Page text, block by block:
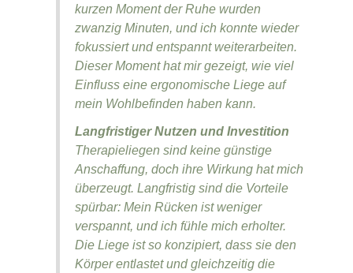
kurzen Moment der Ruhe wurden
zwanzig Minuten, und ich konnte wieder
fokussiert und entspannt weiterarbeiten.
Dieser Moment hat mir gezeigt, wie viel
Einfluss eine ergonomische Liege auf
mein Wohlbefinden haben kann.
Langfristiger Nutzen und Investition
Therapieliegen sind keine günstige
Anschaffung, doch ihre Wirkung hat mich
überzeugt. Langfristig sind die Vorteile
spürbar: Mein Rücken ist weniger
verspannt, und ich fühle mich erholter.
Die Liege ist so konzipiert, dass sie den
Körper entlastet und gleichzeitig die